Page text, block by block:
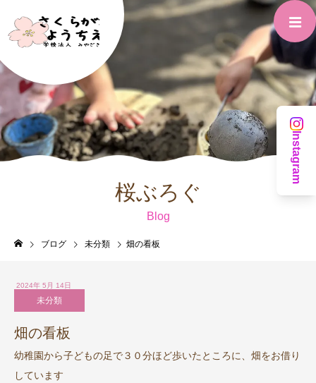
Instagram
Blog
桜ぶろぐ
ブログ 未分類 畑の看板
2024年 5月 14日
未分類
畑の看板
幼稚園から子どもの足で３０分ほど歩いたところに、畑をお借り
しています